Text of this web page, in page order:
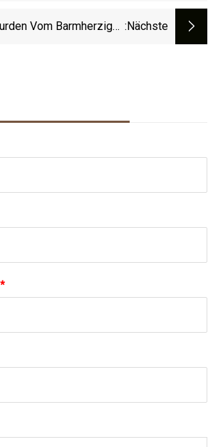
Vom Barmherzigen :nächste
*